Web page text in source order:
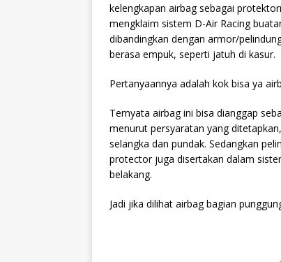
kelengkapan airbag sebagai
mengklaim sistem D-Air Racing
dibandingkan dengan armor/
berasa empuk, seperti jatuh di kasur.
Pertanyaannya adalah kok bisa ya
Ternyata airbag ini bisa dianggap
menurut persyaratan yang
selangka dan pundak. Sedangkan
protector juga disertakan dalam
belakang.
Jadi jika dilihat airbag bagian